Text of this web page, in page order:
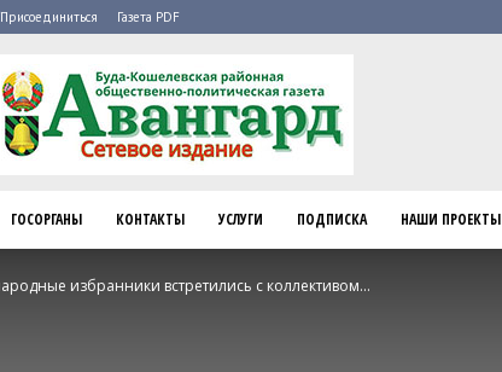
Газета PDF
Буда-
ГОСОРГАНЫ КОНТАКТЫ УСЛУГИ ПОДПИСКА НАШИ ПРОЕКТЫ
избранники встретились с коллективом...